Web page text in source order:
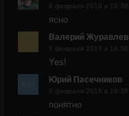
8 февраля 2018 в 19:38
ясно
Валерий Журавлев
8 февраля 2018 в 19:38
Yes!
Юрий Пасечников
8 февраля 2018 в 19:38
понятно